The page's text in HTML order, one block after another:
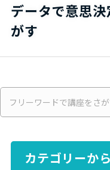
データで意思
がす
カテゴリーか